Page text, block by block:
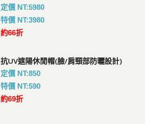
定價 NT:5980
特價 NT:3980
約66折
抗UV遮陽休閒帽(臉/肩頸部防曬設計)
定價 NT:850
特價 NT:590
約69折